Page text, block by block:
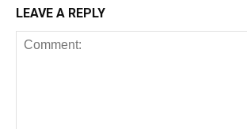
LEAVE A REPLY